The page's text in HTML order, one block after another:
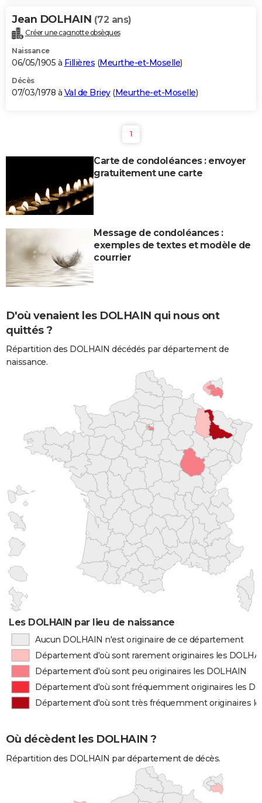
Jean DOLHAIN (72 ans)
Créer une cagnotte obsèques
Naissance
06/05/1905 à Fillières (Meurthe-et-Moselle)
Décès
07/03/1978 à Val de Briey(Meurthe-et-Moselle)
1
Carte de condoléances : envoyer
gratuitement une carte
Message de condoléances :
exemples de textes et modèle de
courrier
D'où venaient les DOLHAIN qui nous ont
quittés ?
Répartition des DOLHAIN décédés par département de
naissance.
Les DOLHAIN par lieu de naissance
Aucun DOLHAIN n'est originaire de ce département
Département d'où sont rarement originaires les
Département d'où sont peu originaires les DOLHAIN
Département d'où sont fréquemment originaires les
Département d'où sont très fréquemment originaires
Où décèdent les DOLHAIN ?
Répartition des DOLHAIN par département de décès.